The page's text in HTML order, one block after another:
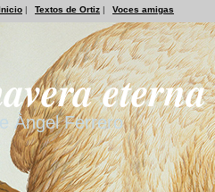
| Textos de Ortiz | Voces amigas
eterna
Àngel Ferrero